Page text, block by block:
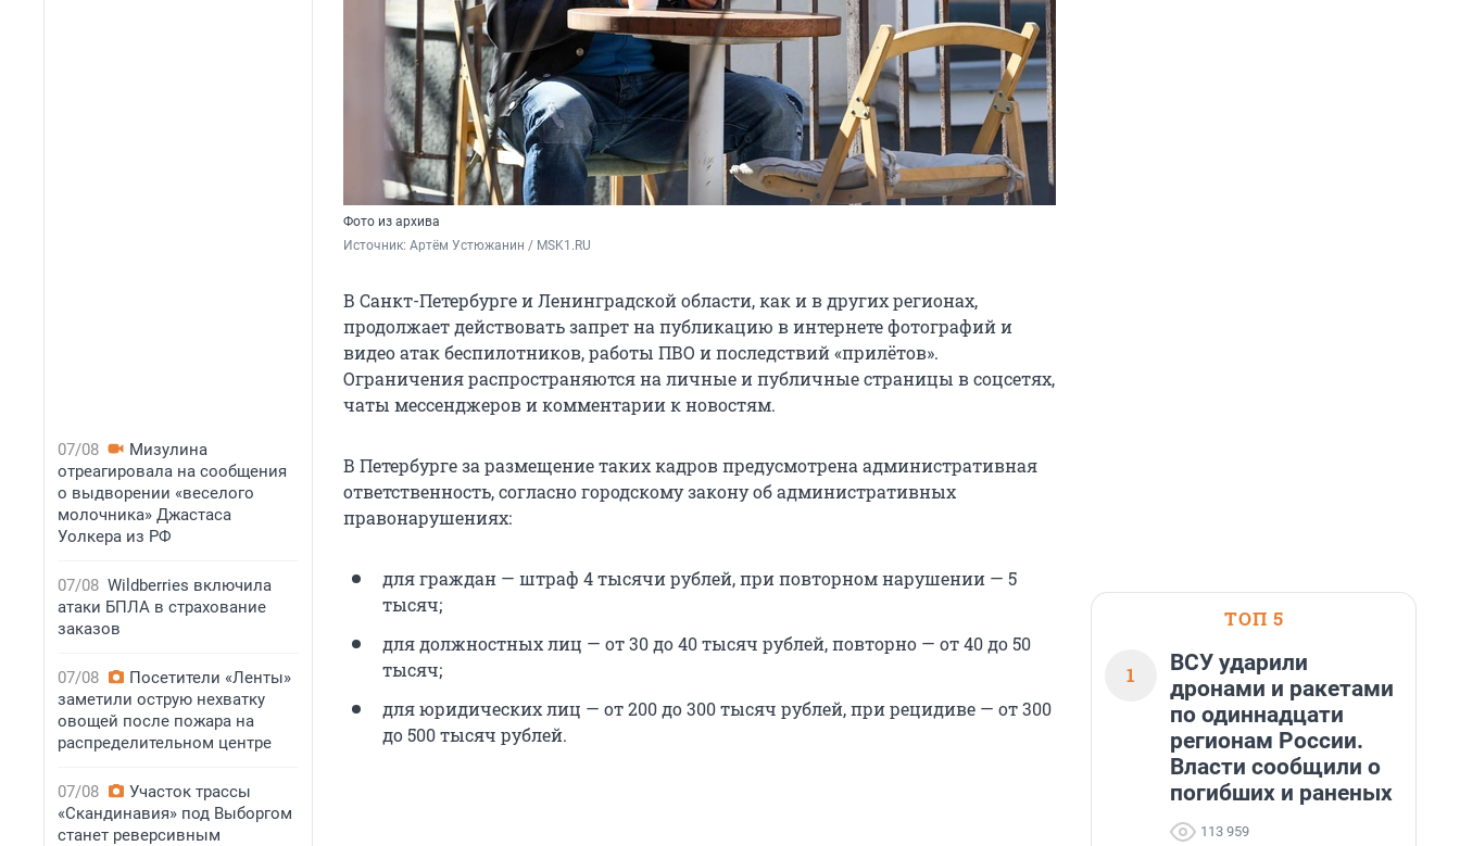
07/08
Мизулина
отреагировала на сообщения
о выдворении «веселого
молочника» Джастаса
Уолкера из РФ
07/08 Wildberries включила
атаки БПЛА в страхование
заказов
07/08
Посетители «Ленты»
заметили острую нехватку
овощей после пожара на
распределительном центре
07/08
Участок трассы
«Скандинавия» под Выборгом
станет реверсивным
Фото из архива
Источник: Артём Устюжанин / MSK1.RU
В Санкт-Петербурге и Ленинградской области, как и в других регионах,
продолжает действовать запрет на публикацию в интернете фотографий и
видео атак беспилотников, работы ПВО и последствий «прилётов».
Ограничения распространяются на личные и публичные страницы в соцсетях,
чаты мессенджеров и комментарии к новостям.
В Петербурге за размещение таких кадров предусмотрена административная
ответственность, согласно городскому закону об административных
правонарушениях:
для граждан — штраф 4 тысячи рублей, при повторном нарушении — 5
тысяч;
для должностных лиц — от 30 до 40 тысяч рублей, повторно — от 40 до 50
тысяч;
для юридических лиц — от 200 до 300 тысяч рублей, при рецидиве — от 300
до 500 тысяч рублей.
ТОП 5
1
ВСУ ударили
дронами и ракетами
по одиннадцати
регионам России.
Власти сообщили о
погибших и раненых
113 959